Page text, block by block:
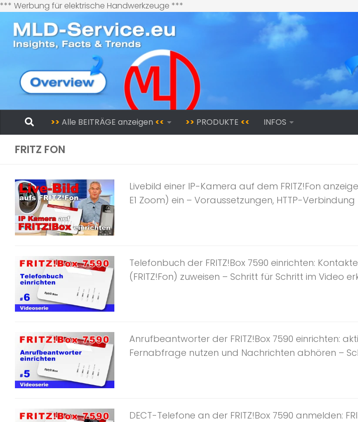
*** Werbung für elektrische Handwerkzeuge ***
Inhalt
springen
Zum Inhalt springen
>> Alle BEITRÄGE anzeigen << >> PRODUKTE << INFOS
FRITZ FON
Livebild einer IP-Kamera auf dem FRITZ!Fon
E1 Zoom) ein – Voraussetzungen, HTTP-
Telefonbuch der FRITZ!Box 7590 einrichten:
(FRITZ!Fon) zuweisen – Schritt für Schritt im Video
Anrufbeantworter der FRITZ!Box 7590 einrichten:
Fernabfrage nutzen und Nachrichten abhören –
DECT-Telefone an der FRITZ!Box 7590 anmelden: